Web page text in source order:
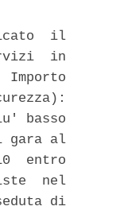
il
in
Importo
basso
gara al
entro
nel
di